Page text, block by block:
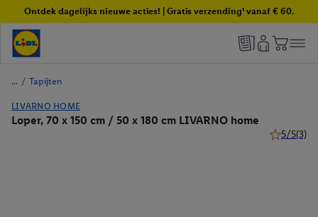
Ontdek dagelijks nieuwe acties! | Gratis verzending¹ vanaf € 60.
/ Tapijten
LIVARNO HOME
Loper, 70 x 150 cm / 50 x 180 cm LIVARNO home
5/5(3)